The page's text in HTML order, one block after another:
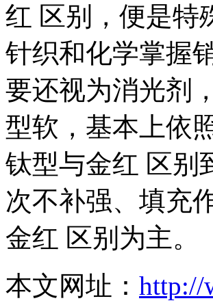
红 区别，便是特
针织和化学掌握
要还视为消光剂
型软，基本上依
钛型与金红 区别
次不补强、填充
金红 区别为主。
本文网址： http://